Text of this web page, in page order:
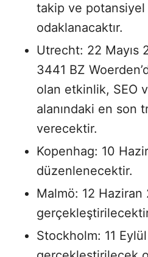
takip ve
odaklanacaktır.
Utrecht: 22 Mayıs
3441 BZ
olan etkinlik, SEO
alanındaki en son
verecektir.
Kopenhag: 10
düzenlenecektir.
Malmö: 12
Stockholm: 11